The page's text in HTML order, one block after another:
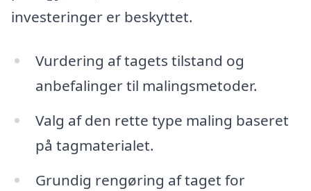
investeringer er beskyttet.
Vurdering af tagets tilstand og
anbefalinger til malingsmetoder.
Valg af den rette type maling baseret
på tagmaterialet.
Grundig rengøring af taget for